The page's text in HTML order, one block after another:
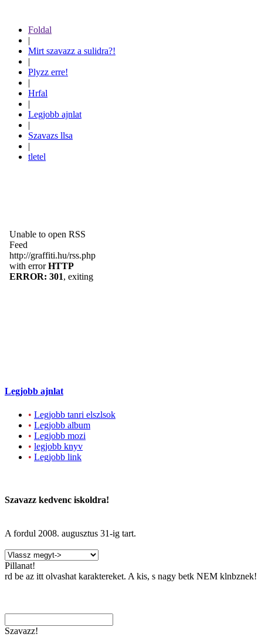
Foldal
|
Mirt szavazz a sulidra?!
|
Plyzz erre!
|
Hrfal
|
Legjobb ajnlat
|
Szavazs llsa
|
tletel
Legjobb ajnlat
• Legjobb tanri elszlsok
• Legjobb album
• Legjobb mozi
• legjobb knyv
• Legjobb link
Szavazz kedvenc iskoldra!
A fordul 2008. augusztus 31-ig tart.
Pillanat!
rd be az itt olvashat karaktereket. A kis, s nagy betk NEM klnbznek!
Szavazz!